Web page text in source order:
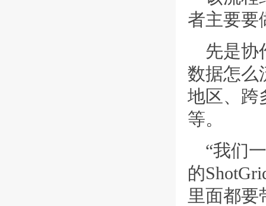
者主要要
先是协
数据怎么
地区、跨
等。
“我们
的
里面都要